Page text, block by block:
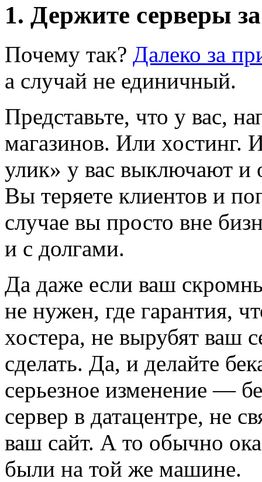
1. Держите серверы
Почему так? Далеко за
а случай не единичный.
Представьте, что у вас,
магазинов. Или хостинг.
улик» у вас выключают и
Вы теряете клиентов и
случае вы просто вне
и с долгами.
Да даже если ваш
не нужен, где гарантия,
хостера, не вырубят ваш
сделать. Да, и делайте
серьезное изменение —
сервер в датацентре, не
ваш сайт. А то обычно
были на той же машине.